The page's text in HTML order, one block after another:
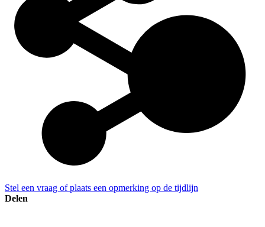
Stel een vraag of plaats een opmerking op de tijdlijn
Delen